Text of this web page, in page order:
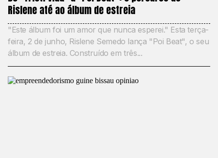
Rislene até ao álbum de estreia
"Este álbum foi um amor que nunca esperei." Esta terça-
feira, 2 de junho, Rislene Semedo lança "Poi Beat", o seu
álbum de estreia. Construído em três...